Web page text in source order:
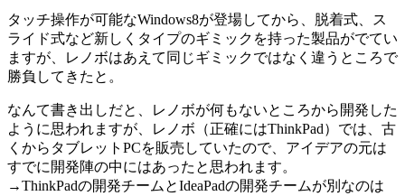
タッチ操作が可能なWindows8が登場してから、脱着式、ス
ライド式など新しくタイプのギミックを持った製品がでてい
ますが、レノボはあえて同じギミックではなく違うところで
勝負してきたと。
なんて書き出しだと、レノボが何もないところから開発した
ように思われますが、レノボ（正確にはThinkPad）では、古
くからタブレットPCを販売していたので、アイデアの元は
すでに開発陣の中にはあったと思われます。
→ThinkPadの開発チームとIdeaPadの開発チームが別なのは